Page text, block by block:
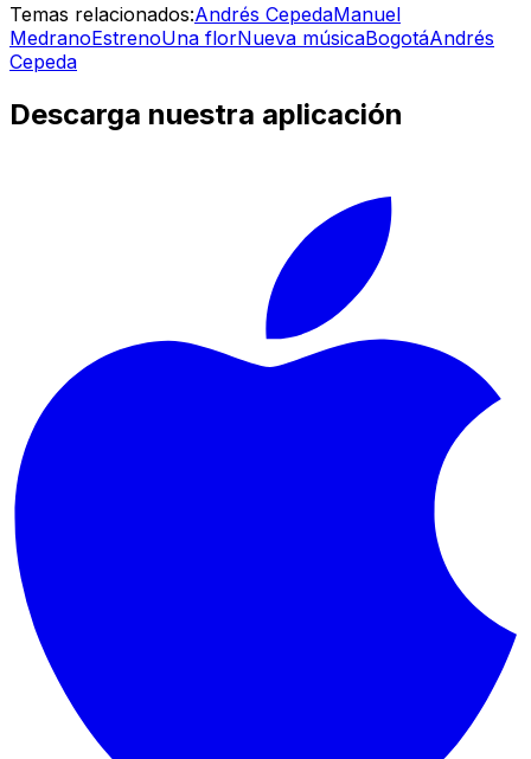
Temas relacionados:Andrés CepedaManuel
MedranoEstrenoUna florNueva músicaBogotáAndrés
Cepeda
Descarga nuestra aplicación